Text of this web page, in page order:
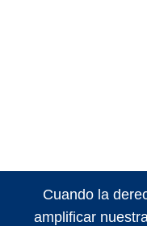
Cuando la
amplificar